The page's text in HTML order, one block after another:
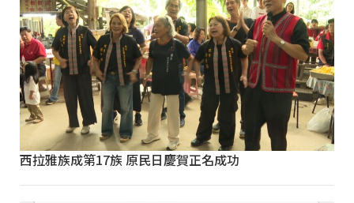
西拉雅族成第17族 原民日慶賀正名成功